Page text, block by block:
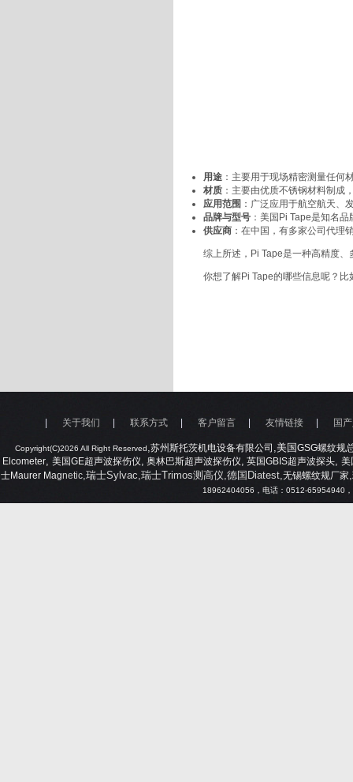
用途 ：主要用于现场精密测量任何
材质 ：主要由优质不锈钢材料制成
应用范围 ：广泛应用于航空航天、
品牌与型号 ：美国 Pi Tape是知名品
供应商 ：在中国，有多家公司代理
综上所述， Pi Tape是一种高精度、
你想了解Pi Tape的哪些信息呢？比
Copyright(C)2026 All Right Reserved,苏州斯托茨机电设备有限公司 ,美国GSG螺纹规
Elcometer, 美国GE超声波探伤仪, 奥林巴斯超声波探伤仪, 英国GBIS超声波探头, 美
士Maurer Magnetic,瑞士Sylvac,瑞士Trimos测高仪,德国Diatest,无锡螺纹规厂家,
18962404056 ，电话：0512-65954940
关于我们 联系方式 客户留言 友情链接 国